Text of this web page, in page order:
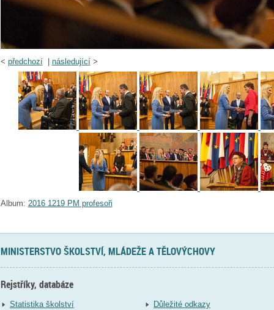
< předchozí| následující>
Album: 2016 1219 PM profesoři
MINISTERSTVO ŠKOLSTVÍ, MLÁDEŽE A TĚLOVÝCHOVY
Rejstříky, databáze
Statistika školství
Důležité odkazy